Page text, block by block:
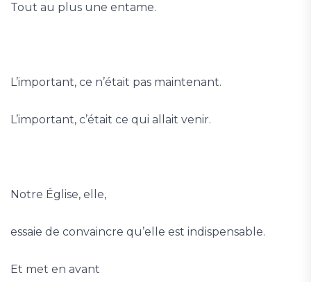
Tout au plus une entame.
L’important, ce n’était pas maintenant.
L’important, c’était ce qui allait venir.
Notre Église, elle,
essaie de convaincre qu’elle est indispensable.
Et met en avant